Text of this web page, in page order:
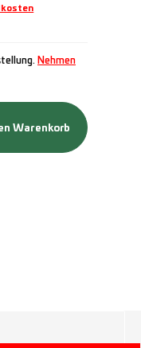
Nehmen
Wert ein oder benutze die
Warenkorb